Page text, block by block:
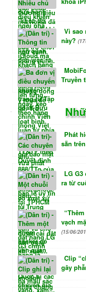
Vì sao
này?
Truyền
Phát
sẵn
LG
ra từ
vạch
(15/06/
Clip
gây